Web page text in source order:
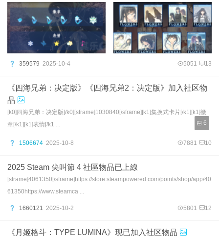
359579 2025-10-4 5051 13
《四海兄弟：决定版》《四海兄弟2：决定版》加入社区物
品
[k0]四海兄弟：决定版[/k0][sframe]1030840[/sframe][k1]集换式卡片[/k1][k1]徽
章[/k1][k1]表情[/k1 ...
6
1506674 2025-10-8 7881 10
2025 Steam 尖叫節 4 社區物品已上線
[sframe]4061350[/sframe]https://store.steampowered.com/points/shop/app/40
61350https://www.steamca ...
1660121 2025-10-2 5801 12
《月姬格斗：TYPE LUMINA》现已加入社区物品